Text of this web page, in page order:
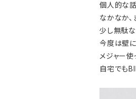
個人的な
なかなか、
少し無駄
今度は壁に
メジャー
自宅でも